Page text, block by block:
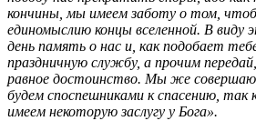
кончины, мы имеем заботу о том,
единомыслию концы вселенной. В виду
день память о нас и, как подобает
праздничную службу, а прочим
равное достоинство. Мы же
будем споспешниками к спасению, так
имеем некоторую заслугу у Бога».